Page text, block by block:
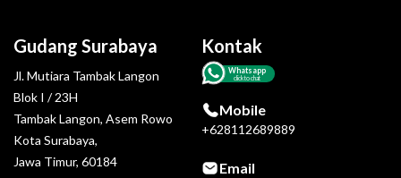
Gudang Surabaya
Jl. Mutiara Tambak Langon
Blok I / 23H
Tambak Langon, Asem Rowo
Kota Surabaya,
Jawa Timur, 60184
Kontak
Whatsapp
click to chat
Mobile
+628112689889
Email